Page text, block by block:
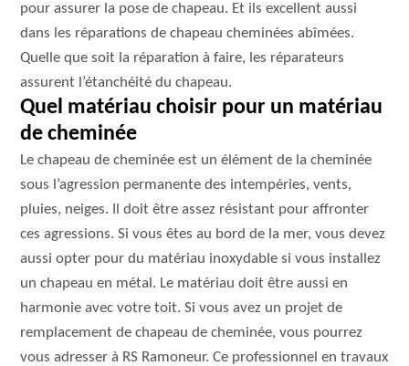
pour assurer la pose de chapeau. Et ils excellent aussi
dans les réparations de chapeau cheminées abîmées.
Quelle que soit la réparation à faire, les réparateurs
assurent l’étanchéité du chapeau.
Quel matériau choisir pour un matériau
de cheminée
Le chapeau de cheminée est un élément de la cheminée
sous l’agression permanente des intempéries, vents,
pluies, neiges. Il doit être assez résistant pour affronter
ces agressions. Si vous êtes au bord de la mer, vous devez
aussi opter pour du matériau inoxydable si vous installez
un chapeau en métal. Le matériau doit être aussi en
harmonie avec votre toit. Si vous avez un projet de
remplacement de chapeau de cheminée, vous pourrez
vous adresser à RS Ramoneur. Ce professionnel en travaux